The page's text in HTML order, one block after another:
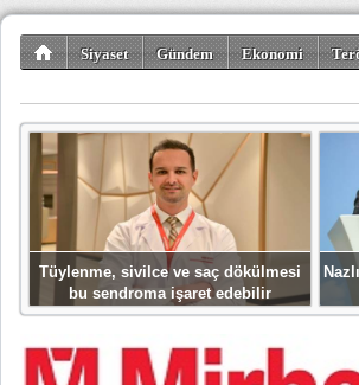
Siyaset Gündem Ekonomi
Tüylenme, sivilce ve saç dökülmesi
bu sendroma işaret edebilir